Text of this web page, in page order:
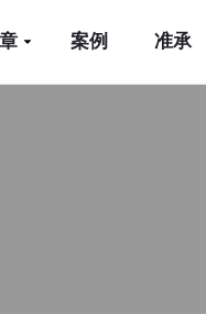
案例 准承